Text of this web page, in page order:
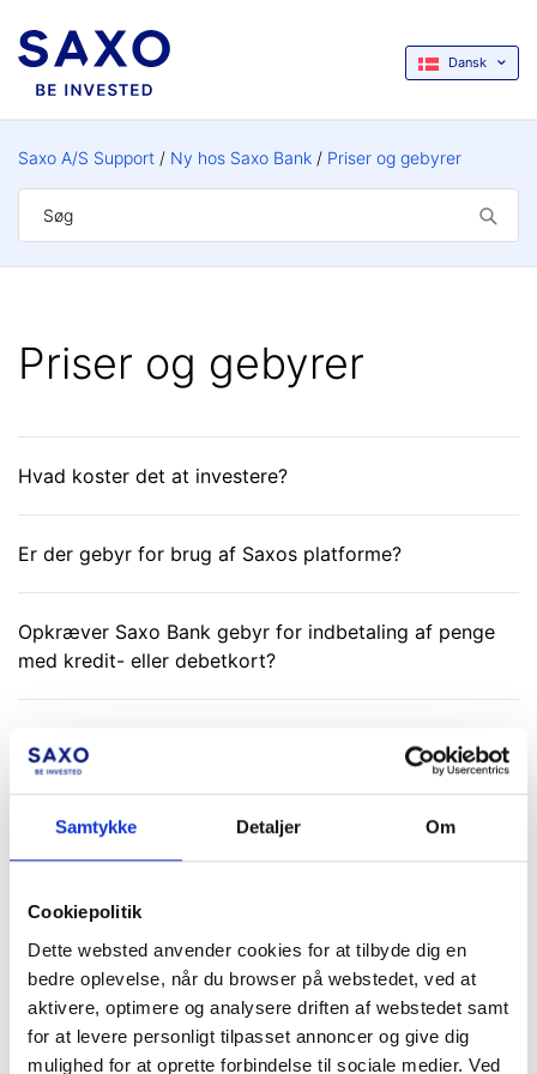
Samtykke Detaljer Om
Cookiepolitik
Dette websted anvender cookies for at tilbyde dig en
bedre oplevelse, når du browser på webstedet, ved at
aktivere, optimere og analysere driften af webstedet samt
for at levere personligt tilpasset annoncer og give dig
mulighed for at oprette forbindelse til sociale medier. Ved
Dansk
Saxo A/S Support Ny hos Saxo Bank Priser og gebyrer
Priser og gebyrer
Hvad koster det at investere?
Er der gebyr for brug af Saxos platforme?
Opkræver Saxo Bank gebyr for indbetaling af penge
med kredit- eller debetkort?
Hvad koster en manuel ordreafgivelse?
Bank?
Hvad koster det at veksle?